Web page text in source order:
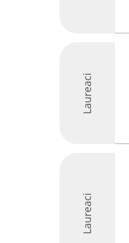
Laureaci
Laureaci